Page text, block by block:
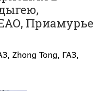
Приамурье
Zhong Tong, ГАЗ,